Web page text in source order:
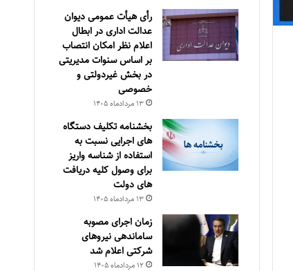
رأی هیأت عمومی دیوان
عدالت اداری در ابطال
اعلام نظر امکان انتصاب
بر اساس سنوات مدیریتی
در بخش غیردولتی و
خصوصی
۱۳ مرداد‌ماه ۱۴۰۵
بخشنامه تکلیف دستگاه
های اجرایی نسبت به
استفاده از شناسه واریز
برای وصول کلیه دریافت
های دولت
۱۳ مرداد‌ماه ۱۴۰۵
زمان اجرای مصوبه
ساماندهی نیروهای
شرکتی اعلام شد
۱۲ مرداد‌ماه ۱۴۰۵